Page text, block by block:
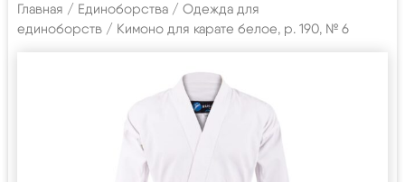
Главная / Единоборства / Одежда для
единоборств / Кимоно для карате белое, р. 190, № 6